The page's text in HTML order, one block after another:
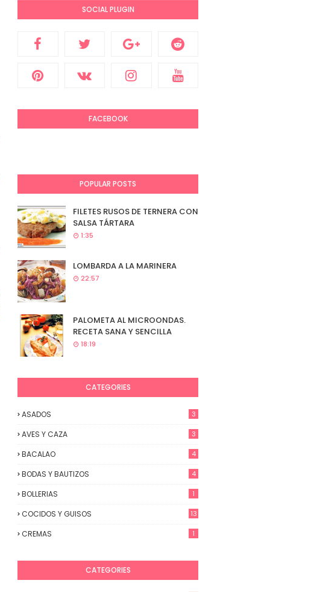
SOCIAL PLUGIN
FACEBOOK
POPULAR POSTS
FILETES RUSOS DE TERNERA CON
SALSA TÁRTARA
1:35
LOMBARDA A LA MARINERA
22:57
PALOMETA AL MICROONDAS.
RECETA SANA Y SENCILLA
18:19
CATEGORIES
ASADOS 3
AVES Y CAZA 3
BACALAO 4
BODAS Y BAUTIZOS 4
BOLLERIAS 1
COCIDOS Y GUISOS 13
CREMAS 1
CATEGORIES